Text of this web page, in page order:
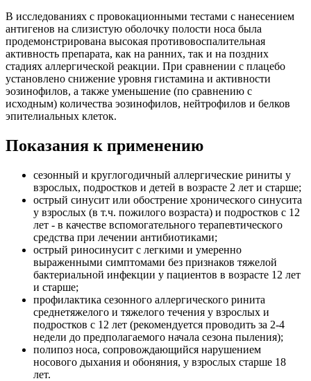
В исследованиях с провокационными тестами с нанесением
антигенов на слизистую оболочку полости носа была
продемонстрирована высокая противовоспалительная
активность препарата, как на ранних, так и на поздних
стадиях аллергической реакции. При сравнении с плацебо
установлено снижение уровня гистамина и активности
эозинофилов, а также уменьшение (по сравнению с
исходным) количества эозинофилов, нейтрофилов и белков
эпителиальных клеток.
Показания к применению
сезонный и круглогодичный аллергические риниты у
взрослых, подростков и детей в возрасте 2 лет и старше;
острый синусит или обострение хронического синусита
у взрослых (в т.ч. пожилого возраста) и подростков с 12
лет - в качестве вспомогательного терапевтического
средства при лечении антибиотиками;
острый риносинусит с легкими и умеренно
выраженными симптомами без признаков тяжелой
бактериальной инфекции у пациентов в возрасте 12 лет
и старше;
профилактика сезонного аллергического ринита
среднетяжелого и тяжелого течения у взрослых и
подростков с 12 лет (рекомендуется проводить за 2-4
недели до предполагаемого начала сезона пыления);
полипоз носа, сопровождающийся нарушением
носового дыхания и обоняния, у взрослых старше 18
лет.